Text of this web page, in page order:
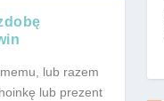
lub razem
lub prezent